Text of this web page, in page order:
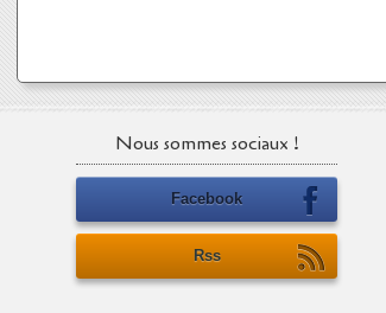
Nous sommes sociaux !
Facebook
Rss